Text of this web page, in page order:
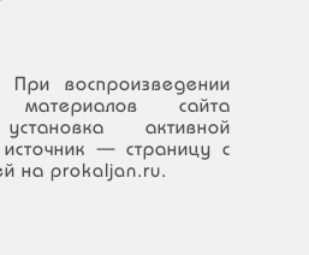
воспроизведении
материалов сайта
активной
источник — страницу с
на prokaljan.ru.